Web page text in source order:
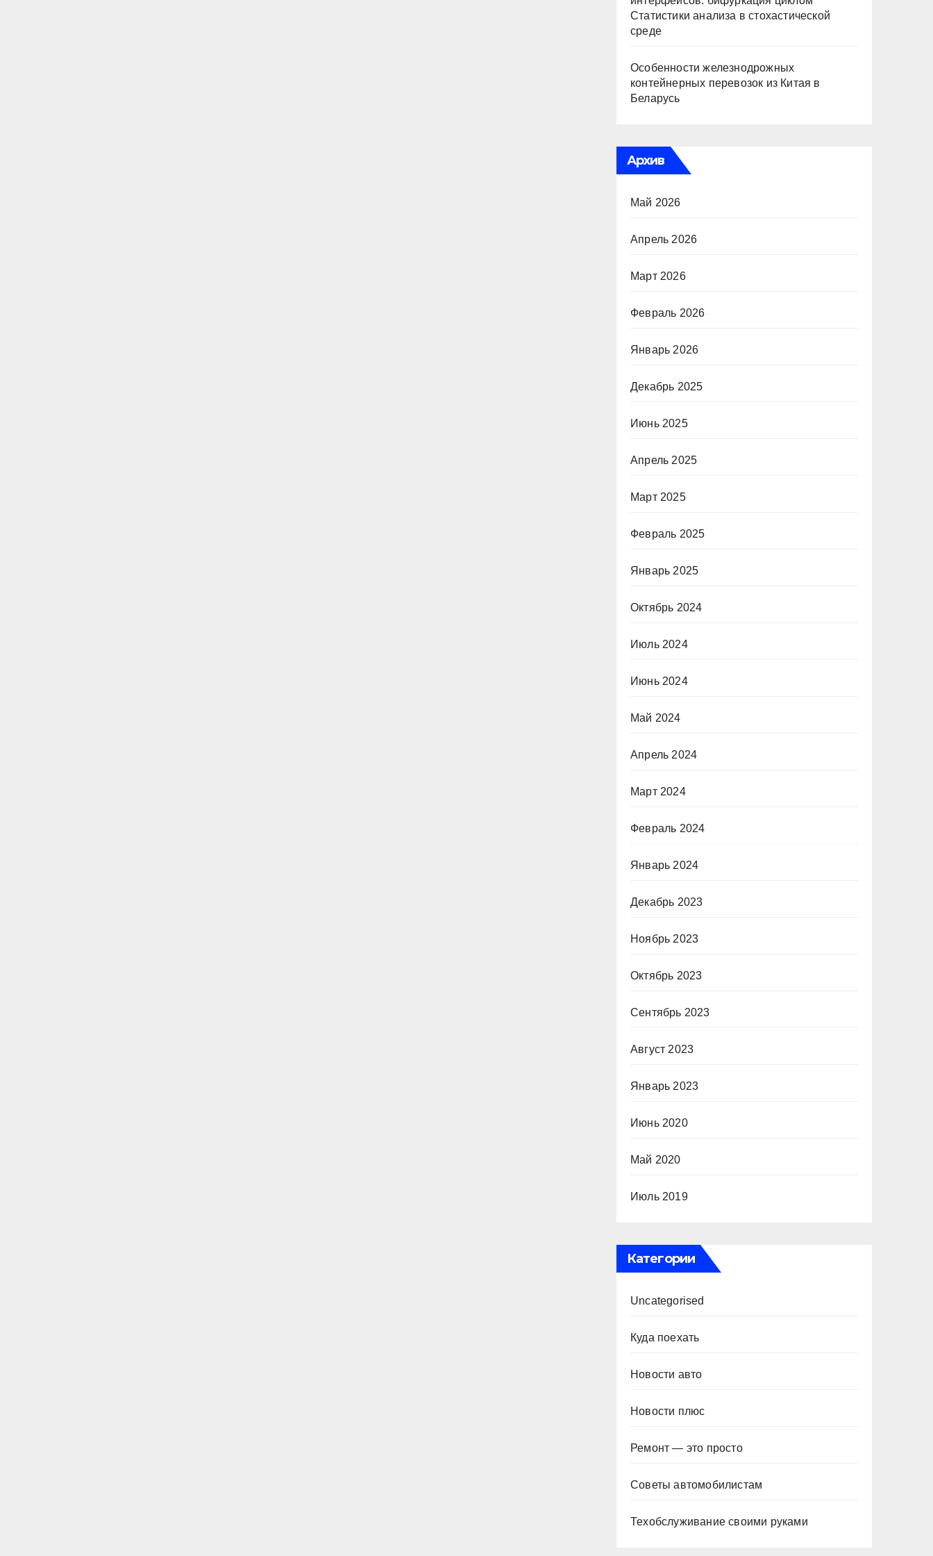
Статистики анализа в стохастической
среде
Особенности железнодрожных
контейнерных перевозок из Китая в
Беларусь
Архив
Май 2026
Апрель 2026
Март 2026
Февраль 2026
Январь 2026
Декабрь 2025
Июнь 2025
Апрель 2025
Март 2025
Февраль 2025
Январь 2025
Октябрь 2024
Июль 2024
Июнь 2024
Май 2024
Апрель 2024
Март 2024
Февраль 2024
Январь 2024
Декабрь 2023
Ноябрь 2023
Октябрь 2023
Сентябрь 2023
Август 2023
Январь 2023
Июнь 2020
Май 2020
Июль 2019
Категории
Uncategorised
Куда поехать
Новости авто
Новости плюс
Ремонт — это просто
Советы автомобилистам
Техобслуживание своими руками